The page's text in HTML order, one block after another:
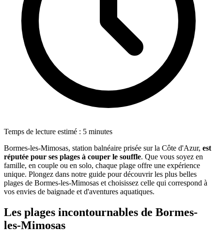
Temps de lecture estimé : 5 minutes
Bormes-les-Mimosas, station balnéaire prisée sur la Côte d'Azur, est
réputée pour ses plages à couper le souffle. Que vous soyez en
famille, en couple ou en solo, chaque plage offre une expérience
unique. Plongez dans notre guide pour découvrir les plus belles
plages de Bormes-les-Mimosas et choisissez celle qui correspond à
vos envies de baignade et d'aventures aquatiques.
Les plages incontournables de Bormes-
les-Mimosas